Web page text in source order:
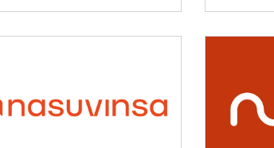
NASUVINSA